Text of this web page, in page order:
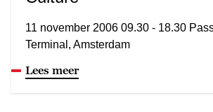
11 november 2006 09.30 - 18.30
Terminal, Amsterdam
Lees meer